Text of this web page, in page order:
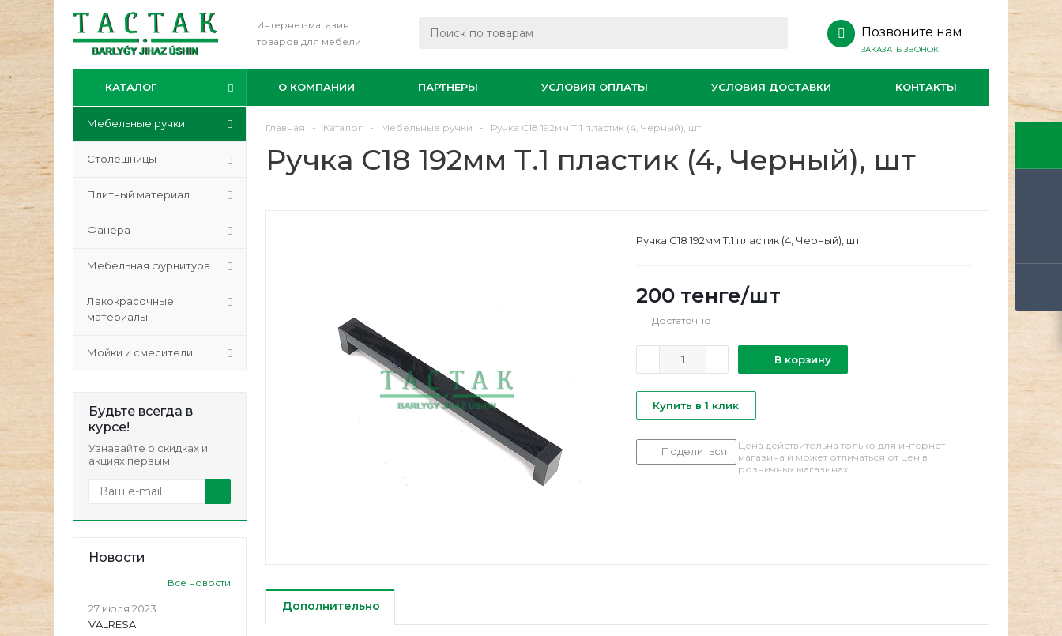
Интернет-магазин
товаров для мебели
Позвоните нам
ЗАКАЗАТЬ ЗВОНОК
КАТАЛОГ О КОМПАНИИ ПАРТНЕРЫ УСЛОВИЯ ОПЛАТЫ УСЛОВИЯ ДОСТАВКИ КОНТАКТЫ
Мебельные ручки
Столешницы
Плитный материал
Фанера
Мебельная фурнитура
Лакокрасочные
материалы
Мойки и смесители
Будьте всегда в
курсе!
Узнавайте о скидках и
акциях первым
Новости
Все новости
27 июля 2023
VALRESA
Главная - Каталог - Мебельные ручки - Ручка С18 192мм Т.1 пластик (4, Черный), шт
Ручка С18 192мм Т.1 пластик (4, Черный), шт
Ручка С18 192мм Т.1 пластик (4, Черный), шт
200 тенге/шт
Достаточно
В корзину
Купить в 1 клик
Поделиться
Цена действительна только для интернет-
магазина и может отличаться от цен в
розничных магазинах
Дополнительно